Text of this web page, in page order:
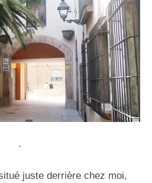
.
juste derrière chez moi,